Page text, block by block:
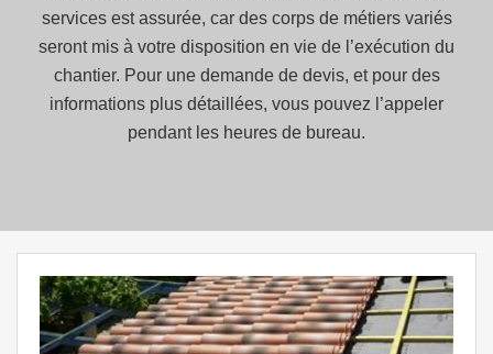
services est assurée, car des corps de métiers variés
seront mis à votre disposition en vie de l’exécution du
chantier. Pour une demande de devis, et pour des
informations plus détaillées, vous pouvez l’appeler
pendant les heures de bureau.